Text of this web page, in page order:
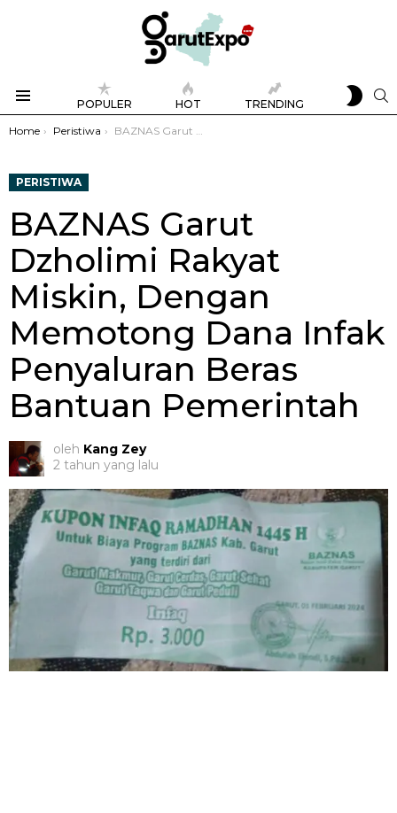
POPULER HOT TRENDING
SKIN
You are here:
Home Peristiwa BAZNAS Garut Dzholimi Rakyat Miskin, Dengan Memotong Dana Infak Penyaluran Beras Bantuan Pemerintah
PERISTIWA
BAZNAS Garut
Dzholimi Rakyat
Miskin, Dengan
Memotong Dana Infak
Penyaluran Beras
Bantuan Pemerintah
oleh Kang Zey
2 tahun yang lalu